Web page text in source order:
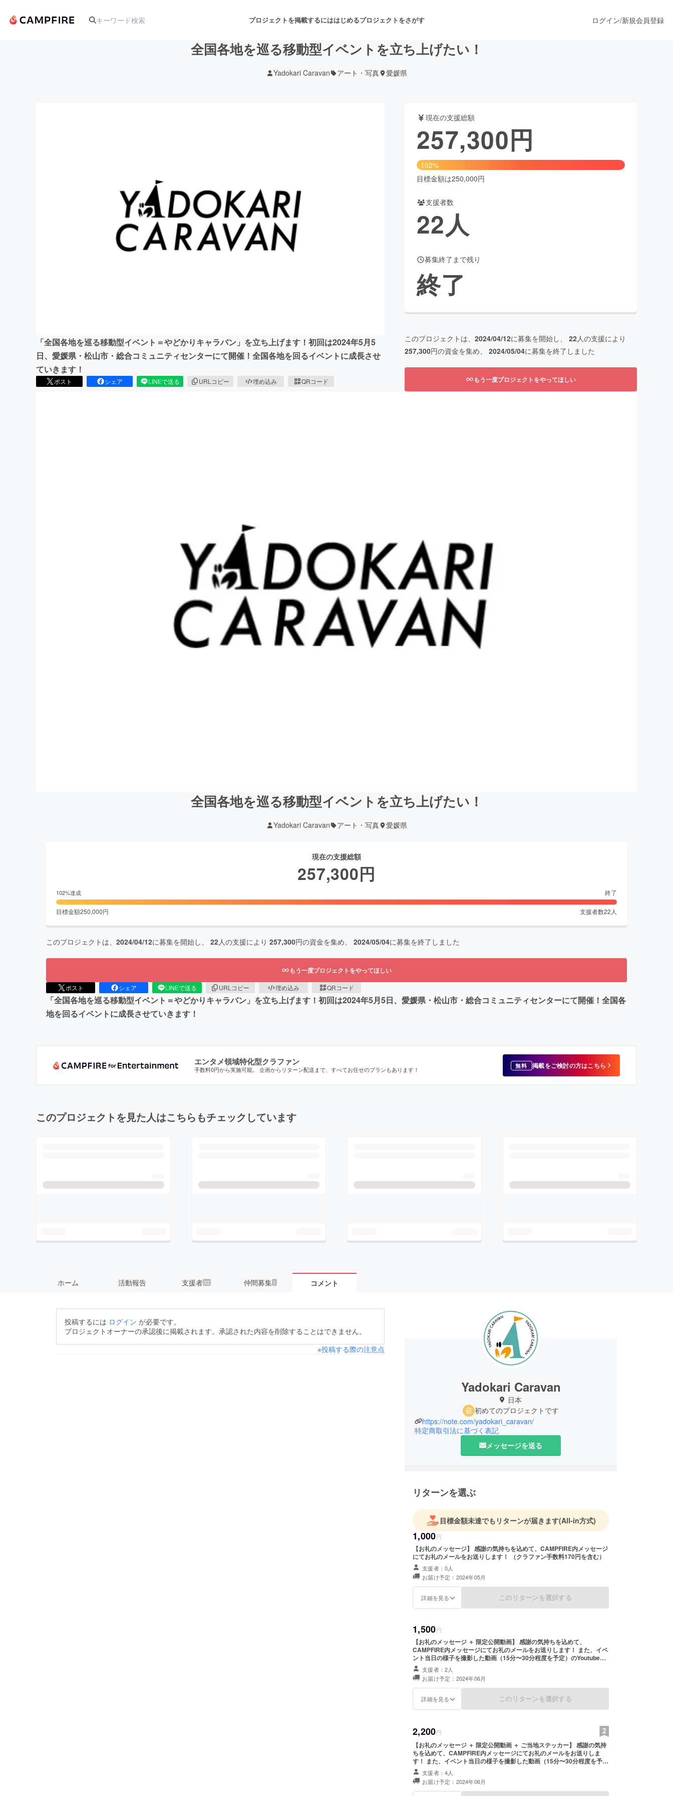
プロジェクトを掲載するにははじめるプロジェクトをさがす
舞台・パフォーマンス
フード・飲食店 ファッション
ビジネス・起業 チャレンジ ビューティー・ヘルスケア
まちづくり・地域活性化
ログイン/新規会員登録
全国各地を巡る移動型イベントを立ち上げたい！
Yadokari Caravan アート・写真 愛媛県
「全国各地を巡る移動型イベント＝やどかりキャラバン」を立ち上げます！初回は2024年5月5
日、愛媛県・松山市・総合コミュニティセンターにて開催！全国各地を回るイベントに成長させ
ていきます！
ポスト シェア LINEで送る URLコピー 埋め込み QRコード
現在の支援総額
257,300円
102%
目標金額は250,000円
支援者数
22人
募集終了まで残り
終了
このプロジェクトは、 2024/04/12に募集を開始し、 22人の支援により
257,300円の資金を集め、 2024/05/04に募集を終了しました
もう一度プロジェクトをやってほしい
全国各地を巡る移動型イベントを立ち上げたい！
Yadokari Caravan アート・写真 愛媛県
現在の支援総額
257,300円
102%達成 終了
目標金額250,000円 支援者数22 人
このプロジェクトは、 2024/04/12に募集を開始し、 22人の支援により 257,300円の資金を集め、 2024/05/04に募集を終了しました
もう一度プロジェクトをやってほしい
ポスト シェア LINEで送る URLコピー 埋め込み QRコード
「全国各地を巡る移動型イベント＝やどかりキャラバン」を立ち上げます！初回は2024年5月5日、愛媛県・松山市・総合コミュニティセンターにて開催！全国各
地を回るイベントに成長させていきます！
エンタメ領域特化型クラファン
手数料0円から実施可能。 企画からリターン配送まで、すべてお任せのプランもあります！ 無料 掲載をご検討の方はこちら
このプロジェクトを見た人はこちらもチェックしています
ホーム 活動報告 支援者22 仲間募集 1 コメント
投稿するには ログイン が必要です。
プロジェクトオーナーの承認後に掲載されます。承認された内容を削除することはできません。
※投稿する際の注意点
Yadokari Caravan
日本
初めてのプロジェクトです
https://note.com/yadokari_caravan/
特定商取引法に基づく表記
メッセージを送る
リターンを選ぶ
目標金額未達でもリターンが届きます(All-in方式)
1,000円
【お礼のメッセージ】 感謝の気持ちを込めて、CAMPFIRE内メッセージ
にてお礼のメールをお送りします！ （クラファン手数料170円を含む）
支援者：0人
お届け予定：2024年05月
詳細を見る このリターンを選択する
1,500円
【お礼のメッセージ ＋ 限定公開動画】 感謝の気持ちを込めて、
CAMPFIRE内メッセージにてお礼のメールをお送りします！ また、イベ
ント当日の様子を撮影した動画（15分〜30分程度を予定）のYoutube限
支援者：2人
お届け予定：2024年06月
詳細を見る このリターンを選択する
2,200円
【お礼のメッセージ ＋ 限定公開動画 ＋ ご当地ステッカー】 感謝の気持
ちを込めて、CAMPFIRE内メッセージにてお礼のメールをお送りしま
す！ また、イベント当日の様子を撮影した動画（15分〜30分程度を予
定）のYoutube限定公開URLに加え、今回の開催地・愛媛をイメージし
たご当地ステッカーをお送りします！ ＊ステッカー概要 ・イベントアイ
コンとミカンをモチーフにしたステッカー ・サイズ：70mm x 100mm
（クラファン手数料374円を含む）
支援者：4人
お届け予定：2024年06月